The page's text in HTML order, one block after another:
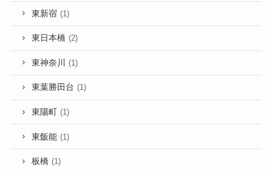
東新宿 (1)
東日本橋 (2)
東神奈川 (1)
東葉勝田台 (1)
東陽町 (1)
東飯能 (1)
板橋 (1)